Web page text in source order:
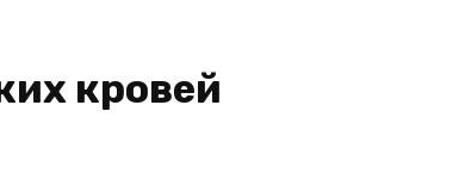
кровей